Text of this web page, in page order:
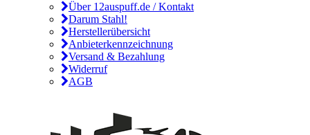
Über 12auspuff.de / Kontakt
Darum Stahl!
Herstellerübersicht
Anbieterkennzeichnung
Versand & Bezahlung
Widerruf
AGB